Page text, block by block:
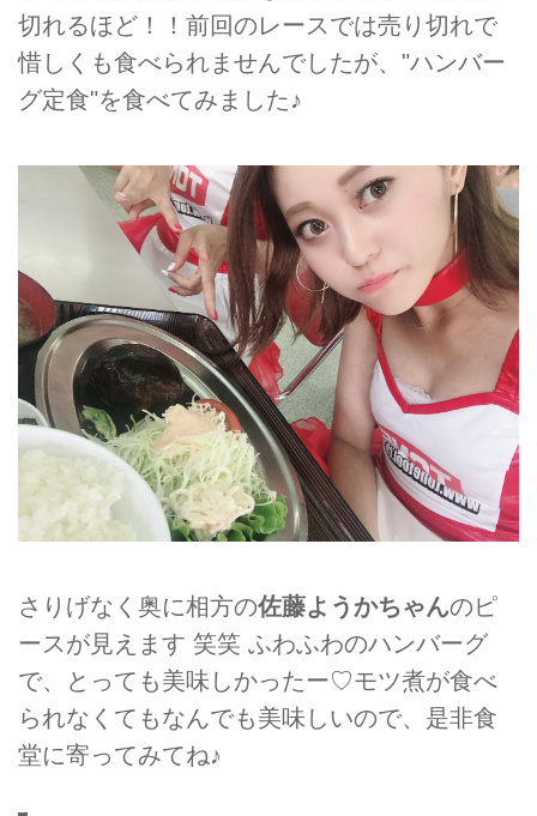
切れるほど！！前回のレースでは売り切れで
惜しくも食べられませんでしたが、"ハンバー
グ定食"を食べてみました♪
さりげなく奥に相方の佐藤ようかちゃんのピ
ースが見えます 笑笑 ふわふわのハンバーグ
で、とっても美味しかったー♡モツ煮が食べ
られなくてもなんでも美味しいので、是非食
堂に寄ってみてね♪